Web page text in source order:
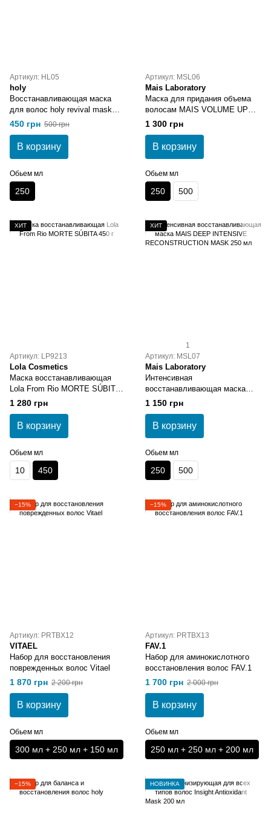
Артикул: HL05
holy
Восстанавливающая маска
для волос holy revival mask
250 мл
450 грн 500 грн
В корзину
Обьем мл
250
Артикул: MSL06
Mais Laboratory
Маска для придания объема
волосам MAIS VOLUME UP
HAIR TREATMENT MASK 250
1 300 грн
В корзину
Обьем мл
250 500
ХИТ
Артикул: LP9213
Lola Cosmetics
Маска восстанавливающая
Lola From Rio MORTE SÚBITA
450 г
1 280 грн
В корзину
Обьем мл
10 450
ХИТ
1
Артикул: MSL07
Mais Laboratory
Интенсивная
восстанавливающая маска
MAIS DEEP INTENSIVE
RECONSTRUCTION MASK 250
мл
1 150 грн
В корзину
Обьем мл
250 500
−15%
Артикул: PRTBX12
VITAEL
Набор для восстановления
поврежденных волос Vitael
1 870 грн 2 200 грн
В корзину
Обьем мл
300 мл + 250 мл + 150 мл
−15%
Артикул: PRTBX13
FAV.1
Набор для аминокислотного
восстановления волос FAV.1
1 700 грн 2 000 грн
В корзину
Обьем мл
250 мл + 250 мл + 200 мл
−15% НОВИНКА